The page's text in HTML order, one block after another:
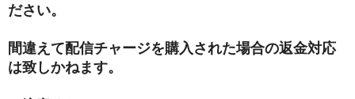
ださい。
間違えて配信チャージを購入された場合の返金対応
は致しかねます。